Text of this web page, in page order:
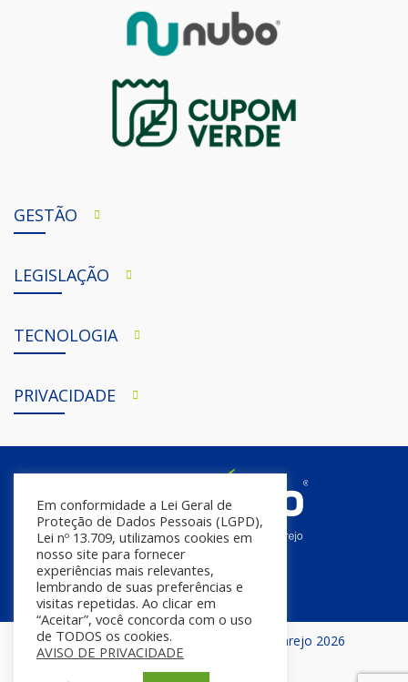
GESTÃO
LEGISLAÇÃO
TECNOLOGIA
PRIVACIDADE
Todos os direitos reservados | InfoVarejo 2026
Em conformidade a Lei Geral de
Proteção de Dados Pessoais (LGPD),
Lei nº 13.709, utilizamos cookies em
nosso site para fornecer
experiências mais relevantes,
lembrando de suas preferências e
visitas repetidas. Ao clicar em
“Aceitar”, você concorda com o uso
de TODOS os cookies.
AVISO DE PRIVACIDADE